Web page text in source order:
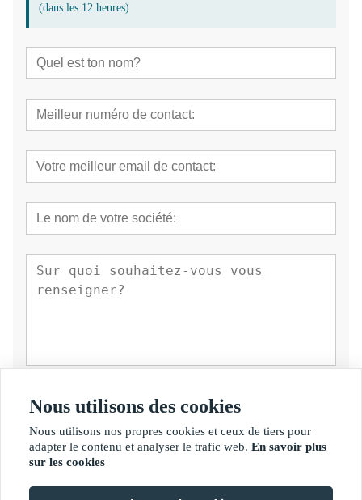
(dans les 12 heures)
soumettre
Nous utilisons des cookies
Nous utilisons nos propres cookies et ceux de tiers pour
adapter le contenu et analyser le trafic web. En savoir plus
sur les cookies